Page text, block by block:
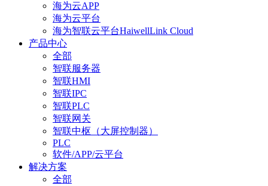
海为云APP
海为云平台
海为智联云平台HaiwellLink Cloud
产品中心
全部
智联服务器
智联HMI
智联IPC
智联PLC
智联网关
智联中枢（大屏控制器）
PLC
软件/APP/云平台
解决方案
全部